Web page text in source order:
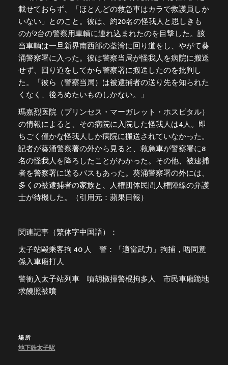
載せておらず、「ほとんどの救急車はカラで救護員しか
いない」とのこと。彼は、約20名の怪我人と思しきも
のが2台の警察用車輌に連れ込まれたのを目撃した。該
当車輌は一旦新界南西部の荃湾に回り道をし、やがて葵
涌警察署に入った。彼は警察当局が怪我人を病院に搬送
せず、回り道をしてから警察署に搬送したのを批判し
た。「彼ら（警察当局）は被逮捕者の送り先を知られた
くなく、後ろめたいものしかない。」
瑪嘉烈医院（プリンセス・マーガレット・ホスピタル）
の情報によると、その病院に入院した怪我人は4人。即
ちごく僅かな怪我人しか病院に搬送されていなかった。
記者が葵涌警察署の外から見ると、救急車が警察署に8
名の怪我人を降ろしたことがわかった。その他、被逮捕
者を警察署に送るバスもあった。葵涌警察署の外には、
多くの被逮捕者の家族と、人権団体民間人権陣線の弁護
士が待機した。（引用元：蘋果日報）
関連記事（繁体字中国語）：
太子站毆乘客拘 40 人 警：「適當武力」拘捕，唔同意
係入車廂打人
警衝入太子站列車 噴胡椒揮警棍拘多人 市民車廂跪地
求饒照被噴
場所
地下鉄太子駅